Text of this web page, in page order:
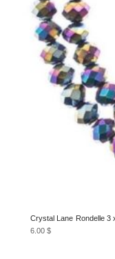
Crystal Lane Rondelle 3
6.00$